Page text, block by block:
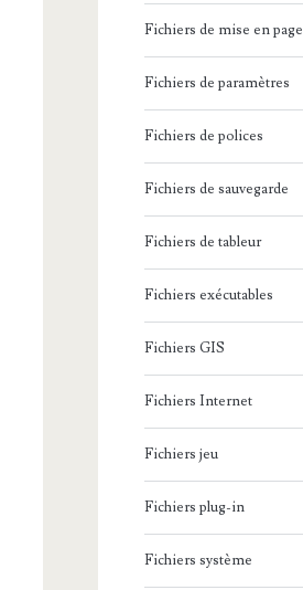
Fichiers de mise en page
Fichiers de paramètres
Fichiers de polices
Fichiers de sauvegarde
Fichiers de tableur
Fichiers exécutables
Fichiers GIS
Fichiers Internet
Fichiers jeu
Fichiers plug-in
Fichiers système